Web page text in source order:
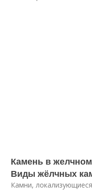
Камень в
Виды жёлчных
Камни,